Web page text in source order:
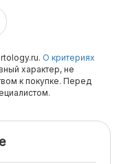
О критериях
характер, не
к покупке. Перед